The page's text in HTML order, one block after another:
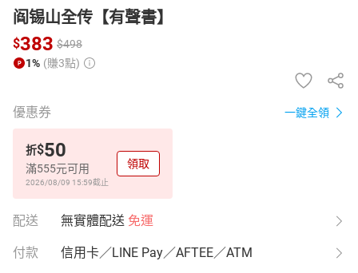
阎锡山全传【有聲書】
$383 $498
1% (賺3點)
優惠券 一鍵全領
折$50
滿555元可用
2026/08/09 15:59截止
領取
配送 無實體配送 免運
付款 信用卡／LINE Pay／AFTEE／ATM